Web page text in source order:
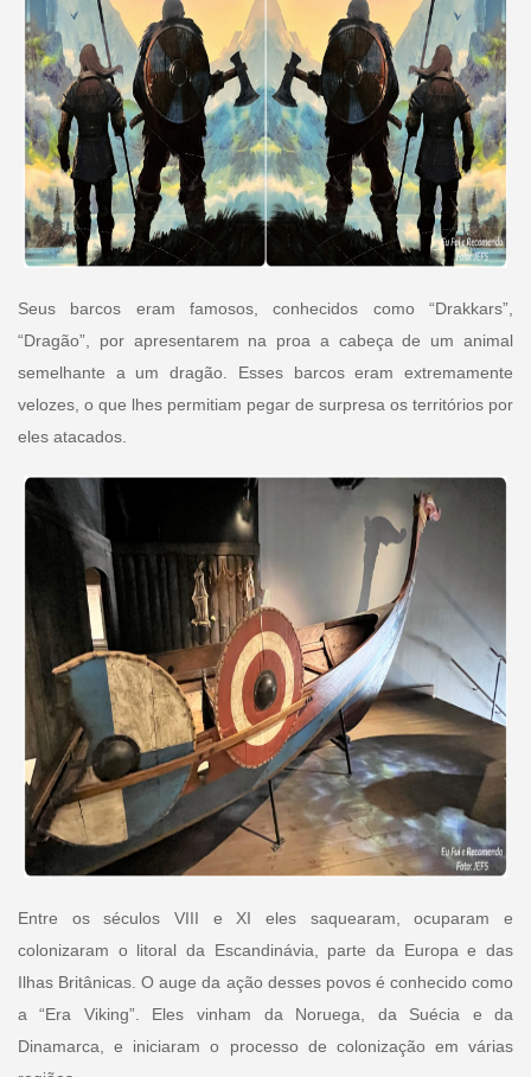
Seus barcos eram famosos, conhecidos como “Drakkars”,
“Dragão”, por apresentarem na proa a cabeça de um animal
semelhante a um dragão. Esses barcos eram extremamente
velozes, o que lhes permitiam pegar de surpresa os territórios por
eles atacados.
Entre os séculos VIII e XI eles saquearam, ocuparam e
colonizaram o litoral da Escandinávia, parte da Europa e das
Ilhas Britânicas. O auge da ação desses povos é conhecido como
a “Era Viking”. Eles vinham da Noruega, da Suécia e da
Dinamarca, e iniciaram o processo de colonização em várias